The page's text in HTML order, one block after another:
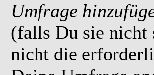
Umfrage
(falls Du sie nicht
nicht die